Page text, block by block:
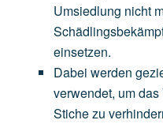
Umsiedlung nicht
einsetzen.
Dabei werden
verwendet, umdas
Stichezu